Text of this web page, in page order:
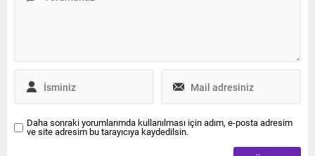
Daha sonraki yorumlarımda kullanılması için adım, e-posta adresim
ve site adresim bu tarayıcıya kaydedilsin.